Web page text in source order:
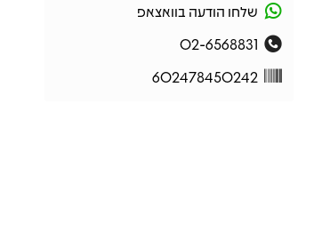
שלחו הודעה בוואצאפ
02-6568831
602478450242